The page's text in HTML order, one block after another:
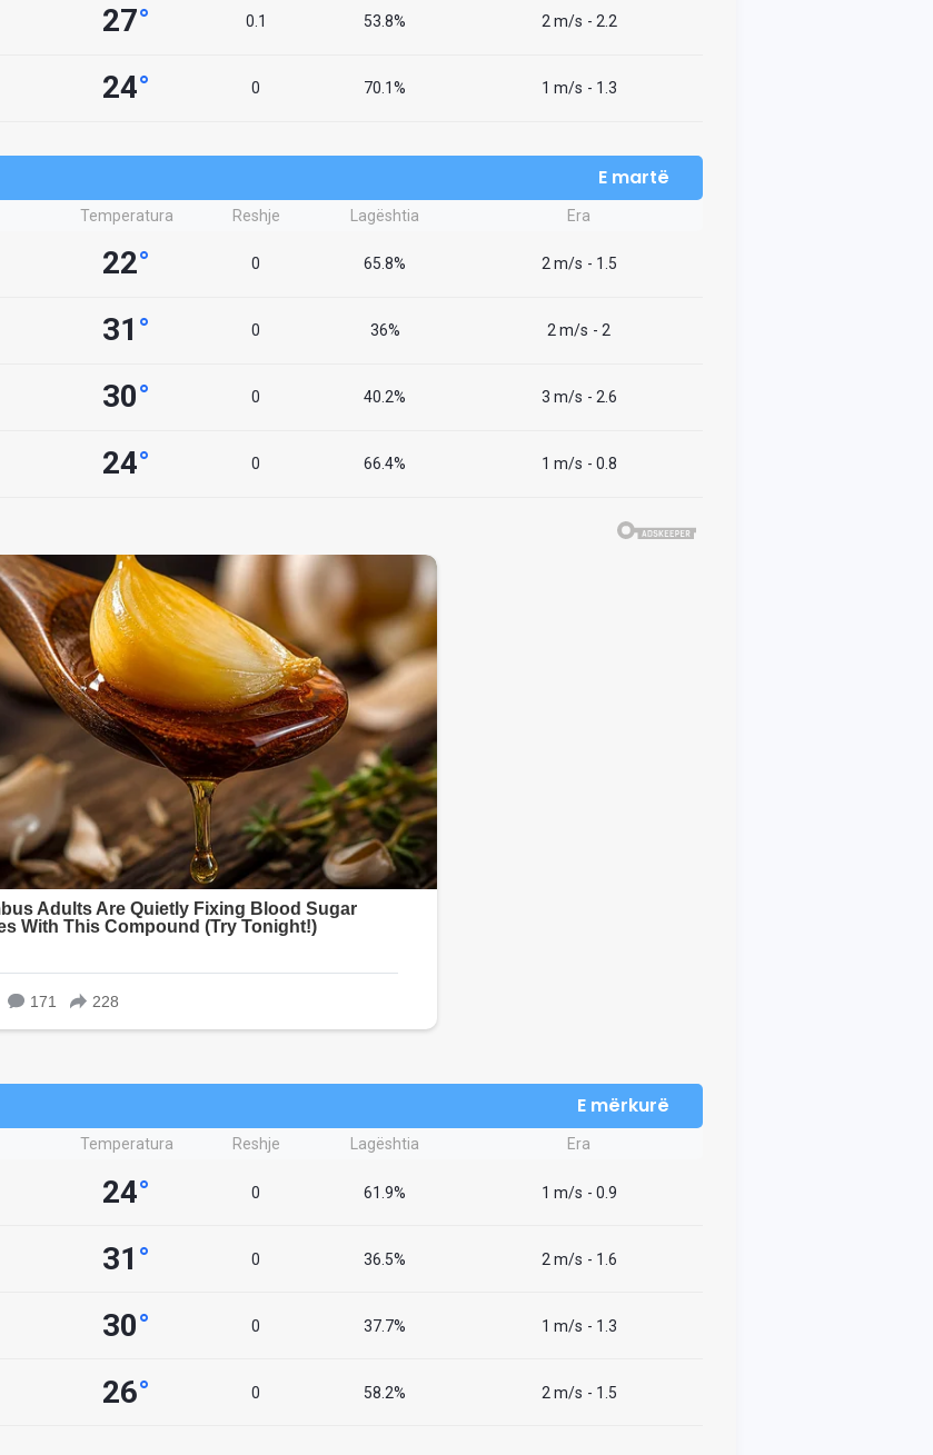
27° 0.1 53.8% 2 m/s - 2.2
24° 0 70.1% 1 m/s - 1.3
E martë
Temperatura Reshje Lagështia Era
22° 0 65.8% 2 m/s - 1.5
31 ° 0 36% 2 m/s - 2
30° 0 40.2% 3 m/s - 2.6
24° 0 66.4% 1 m/s - 0.8
E mërkurë
Temperatura Reshje Lagështia Era
24° 0 61.9% 1 m/s - 0.9
31 ° 0 36.5% 2 m/s - 1.6
30° 0 37.7% 1 m/s - 1.3
26° 0 58.2% 2 m/s - 1.5